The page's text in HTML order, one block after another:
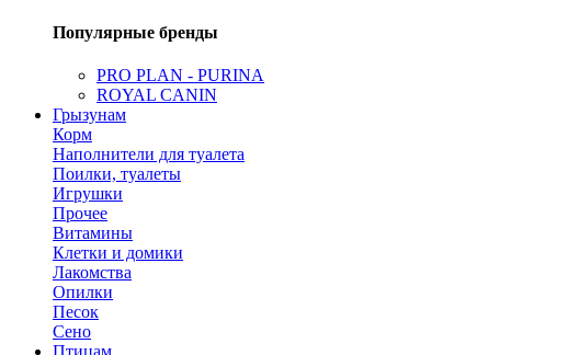
Популярные бренды
PRO PLAN - PURINA
ROYAL CANIN
Грызунам
Корм
Наполнители для туалета
Поилки, туалеты
Игрушки
Прочее
Витамины
Клетки и домики
Лакомства
Опилки
Песок
Сено
Птицам